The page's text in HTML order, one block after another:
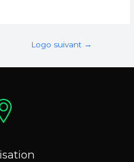
Logo suivant →